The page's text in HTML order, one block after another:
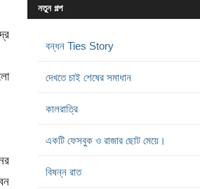
নতুন গল্প
বন্ধন Ties Story
দেখতে চাই শেষের সমাধান
কালরাত্রি
একটি ফেসবুক ও রাজার ছোট মেয়ে।
বিষন্ন রাত